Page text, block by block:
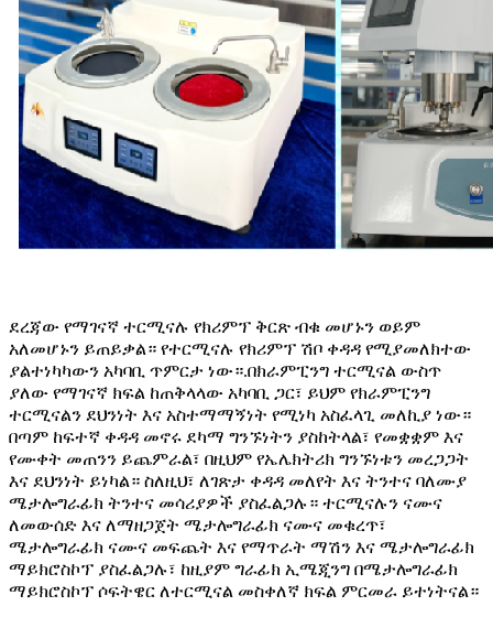
ደረጃው የማገናኛ ተርሚናሉ የክሪምፕ ቅርጽ ብቁ መሆኑን ወይም
አለመሆኑን ይጠይቃል። የተርሚናሉ የክሪምፕ ሽቦ ቀዳዳ የሚያመለክተው
ያልተነካካውን አካባቢ ጥምርታ ነው።.በክራምፒንግ ተርሚናል ውስጥ
ያለው የማገናኛ ክፍል ከጠቅላላው አካባቢ ጋር፣ ይህም የክራምፒንግ
ተርሚናልን ደህንነት እና አስተማማኝነት የሚነካ አስፈላጊ መለኪያ ነው።
በጣም ከፍተኛ ቀዳዳ መኖሩ ደካማ ግንኙነትን ያስከትላል፣ የመቋቋም እና
የሙቀት መጠንን ይጨምራል፣ በዚህም የኤሌክትሪክ ግንኙነቱን መረጋጋት
እና ደህንነት ይነካል። ስለዚህ፣ ለገጽታ ቀዳዳ መለየት እና ትንተና ባለሙያ
ሜታሎግራፊክ ትንተና መሳሪያዎች ያስፈልጋሉ። ተርሚናሉን ናሙና
ለመውሰድ እና ለማዘጋጀት ሜታሎግራፊክ ናሙና መቁረጥ፣
ሜታሎግራፊክ ናሙና መፍጨት እና የማጥራት ማሽን እና ሜታሎግራፊክ
ማይክሮስኮፕ ያስፈልጋሉ፣ ከዚያም ግራፊክ ኢሜጂንግ በሜታሎግራፊክ
ማይክሮስኮፕ ሶፍትዌር ለተርሚናል መስቀለኛ ክፍል ምርመራ ይተነትናል።